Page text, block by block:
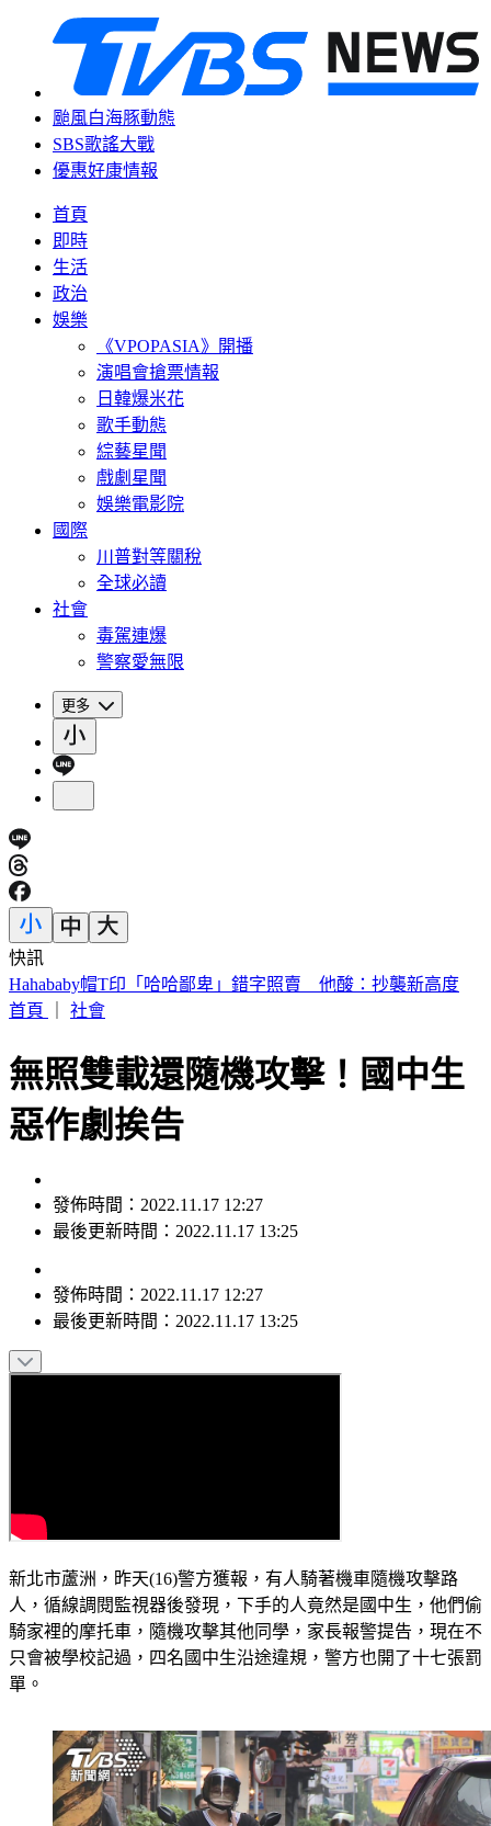
颱風白海豚動態
SBS歌謠大戰
優惠好康情報
首頁
即時
生活
政治
娛樂
《VPOPASIA》開播
演唱會搶票情報
日韓爆米花
歌手動態
綜藝星聞
戲劇星聞
娛樂電影院
國際
川普對等關稅
全球必讀
社會
毒駕連爆
警察愛無限
更多
快訊
本週蛋價漲3元！雞蛋產量減+颱風預期因素 批發價49元
首頁
社會
無照雙載還隨機攻擊！國中生
惡作劇挨告
發佈時間：2022.11.17 12:27
最後更新時間：2022.11.17 13:25
發佈時間： 2022.11.17 12:27
最後更新時間： 2022.11.17 13:25
新北市蘆洲，昨天(16)警方獲報，有人騎著機車隨機攻擊路
人，循線調閱監視器後發現，下手的人竟然是國中生，他們偷
騎家裡的摩托車，隨機攻擊其他同學，家長報警提告，現在不
只會被學校記過，四名國中生沿途違規，警方也開了十七張罰
單。